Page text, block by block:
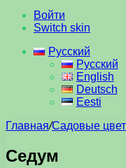
Войти
Switch skin
Русский
Русский
English
Deutsch
Eesti
Главная/Садовые
Седум